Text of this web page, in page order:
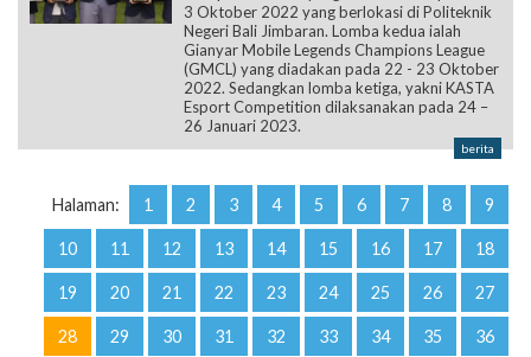
3 Oktober 2022 yang berlokasi di Politeknik
Negeri Bali Jimbaran. Lomba kedua ialah
Gianyar Mobile Legends Champions League
(GMCL) yang diadakan pada 22 - 23 Oktober
2022. Sedangkan lomba ketiga, yakni KASTA
Esport Competition dilaksanakan pada 24 –
26 Januari 2023.
berita
Halaman: 1 2 3 4 5 6 7 8 9
10 11 12 13 14 15 16 17 18
19 20 21 22 23 24 25 26 27
28 29 30 31 32 33 34 35 36